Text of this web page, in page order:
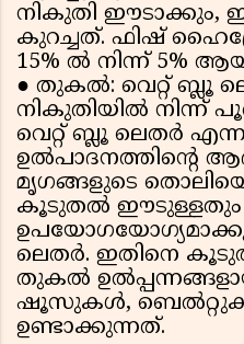
നികുതി ഈടാക്കും,
കുറച്ചത്. ഫിഷ്
15% ൽ നിന്ന് 5%
● തുകൽ: വെറ്റ് ബ്ലൂ
നികുതിയിൽ നിന്ന്
വെറ്റ് ബ്ലൂ ലെതർ
ഉൽപാദനത്തിന്റെ
മൃഗങ്ങളുടെ
കൂടുതൽ ഈടുള്ളതും
ലെതർ. ഇതിനെ
തുകൽ
ഷൂസുകൾ,
ഉണ്ടാക്കുന്നത്.